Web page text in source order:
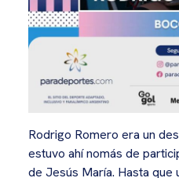
Rodrigo Romero era un
estuvo ahí nomás de
de Jesús María. Hasta que